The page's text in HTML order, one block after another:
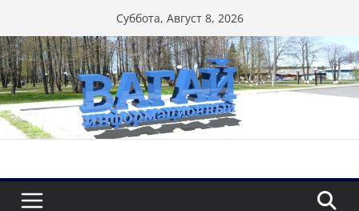
к
содержимому
Суббота, Август 8, 2026